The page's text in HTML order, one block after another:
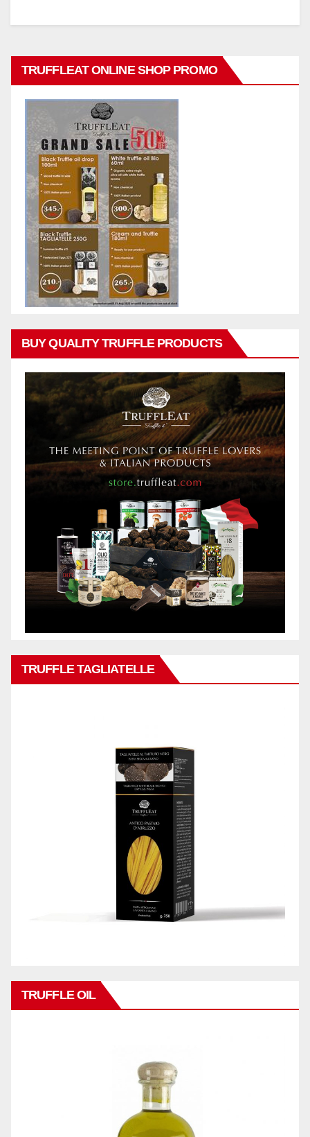
TRUFFLEAT ONLINE SHOP PROMO
BUY QUALITY TRUFFLE PRODUCTS
TRUFFLE TAGLIATELLE
TRUFFLE OIL